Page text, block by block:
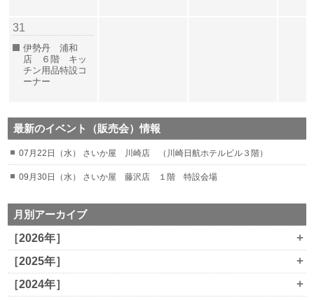
31
伊勢丹 浦和
店 ６階 キッ
チン用品特設コ
ーナー
最新のイベント（販売会）情報
07月22日（水） さいか屋 川崎店 （川崎日航ホテルビル３階）
09月30日（水） さいか屋 藤沢店 １階 特設会場
月別アーカイブ
［2026年］
+
［2025年］ +
［2024年］ +